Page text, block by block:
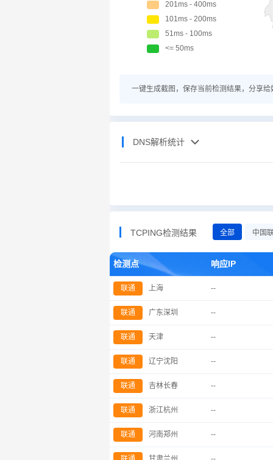
一键生成截图，保存当前检测结果，分享给
DNS解析统计
TCPING检测结果 全部 中国
检测点 响应IP
联通 上海 --
联通 广东深圳 --
联通 天津 --
联通 辽宁沈阳 --
联通 吉林长春 --
联通 浙江杭州 --
联通 河南郑州 --